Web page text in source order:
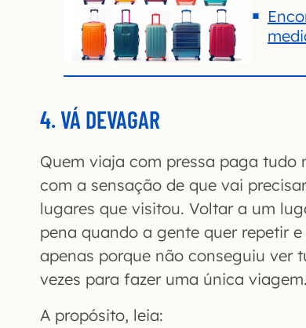
4. VÁ DEVAGAR
Quem viaja com pressa paga tudo
com a sensação de que vai
lugares que visitou. Voltar a um
pena quando a gente quer repetir
apenas porque não conseguiu ver
vezes para fazer uma única viagem.
A propósito, leia: